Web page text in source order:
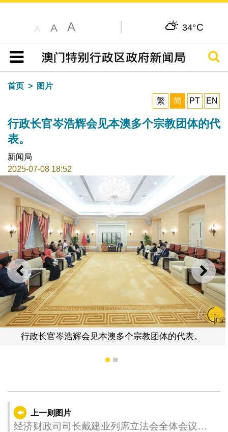
A A A 34°C
目录
搜寻
首页
图片
繁
简 PT EN
行政长官岑浩辉会见本澳多个宗教团体的代
表。
新闻局
2025-07-08 18:52
上一则 下一
行政长官岑浩辉会见本澳多个宗教团体的代表。
1 2
上一则图片
经济财政司司长戴建业列席立法会全体会议，